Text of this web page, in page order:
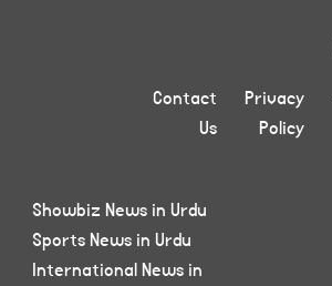
Privacy
Policy
Contact
Us
Showbiz News in Urdu
Sports News in Urdu
International News in